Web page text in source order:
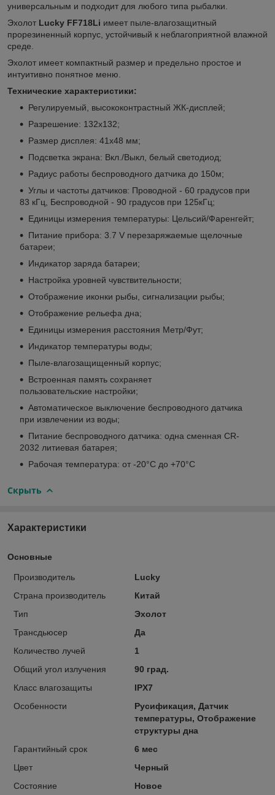
универсальным и подходит для любого типа рыбалки.
Эхолот Lucky FF718Li имеет пыле-влагозащитный
прорезиненный корпус, устойчивый к неблагоприятной влажной
среде.
Эхолот имеет компактный размер и предельно простое и
интуитивно понятное меню.
Технические характеристики:
Регулируемый, высококонтрастный ЖК-дисплей;
Разрешение: 132х132;
Размер дисплея: 41х48 мм;
Подсветка экрана: Вкл./Выкл, белый светодиод;
Радиус работы беспроводного датчика до 150м;
Углы и частоты датчиков: Проводной - 60 градусов при
83 кГц, Беспроводной - 90 градусов при 125кГц;
Единицы измерения температуры: Цельсий/Фаренгейт;
Питание прибора: 3.7 V перезаряжаемые щелочные
батареи;
Индикатор заряда батареи;
Настройка уровней чувствительности;
Отображение иконки рыбы, сигнализации рыбы;
Отображение рельефа дна;
Единицы измерения расстояния Метр/Фут;
Индикатор температуры воды;
Пыле-влагозащищенный корпус;
Встроенная память сохраняет
пользовательские настройки;
Автоматическое выключение беспроводного датчика
при извлечении из воды;
Питание беспроводного датчика: одна сменная СR-
2032 литиевая батарея;
Рабочая температура: от -20°С до +70°С
Скрыть
Характеристики
Основные
Производитель
Lucky
Страна производитель
Китай
Тип
Эхолот
Трансдьюсер
Да
Количество лучей
1
Общий угол излучения
90 град.
Класс влагозащиты
IPX7
Особенности
Русификация, Датчик
температуры, Отображение
структуры дна
Гарантийный срок
6 мес
Цвет
Черный
Состояние
Новое